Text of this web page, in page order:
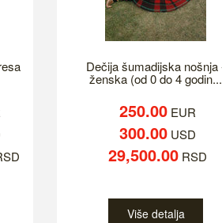
Dečija šumadijska nošnja
ženska (od 0 do 4 godin...
250.00 EUR
300.00 USD
29,500.00 RSD
Više detalja